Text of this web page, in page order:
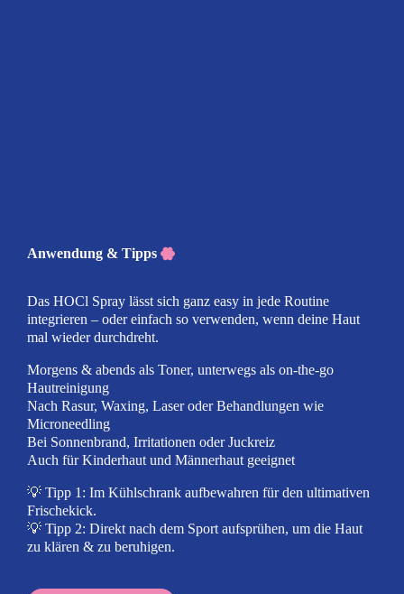
Anwendung & Tipps
Das HOCl Spray lässt sich ganz easy in jede Routine
integrieren – oder einfach so verwenden, wenn deine Haut
mal wieder durchdreht.
Morgens & abends als Toner, unterwegs als on-the-go
Hautreinigung
Nach Rasur, Waxing, Laser oder Behandlungen wie
Microneedling
Bei Sonnenbrand, Irritationen oder Juckreiz
Auch für Kinderhaut und Männerhaut geeignet
💡 Tipp 1: Im Kühlschrank aufbewahren für den ultimativen
Frischekick.
💡 Tipp 2: Direkt nach dem Sport aufsprühen, um die Haut
zu klären & zu beruhigen.